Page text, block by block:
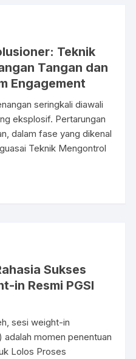
Teknik
Tangan dan
Engagement
seringkali diawali
eksplosif. Pertarungan
dalam fase yang dikenal
Teknik Mengontrol
Sukses
in Resmi PGSI
sesi weight-in
momen penentuan
Lolos Proses